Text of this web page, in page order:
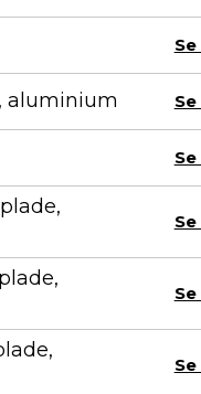
aluminium